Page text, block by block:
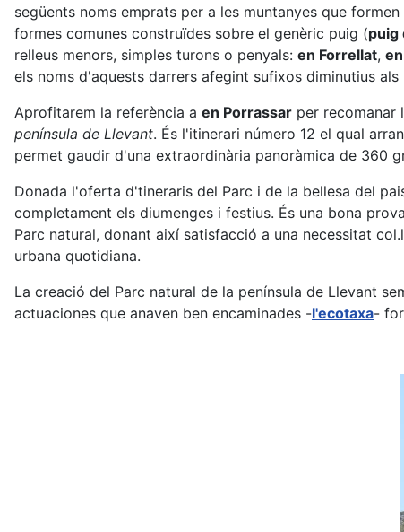
següents noms emprats per a les muntanyes que formen
formes comunes construïdes sobre el genèric puig (puig
relleus menors, simples turons o penyals: en Forrellat,
els noms d'aquests darrers afegint sufixos diminutius als
Aprofitarem la referència a en Porrassar per recomanar
península de Llevant. És l'itinerari número 12 el qual
permet gaudir d'una extraordinària panoràmica de 360
Donada l'oferta d'tineraris del Parc i de la bellesa del
completament els diumenges i festius. És una bona
Parc natural, donant així satisfacció a una necessitat
urbana quotidiana.
La creació del Parc natural de la península de Llevant
actuaciones que anaven ben encaminades -l'ecotaxa-